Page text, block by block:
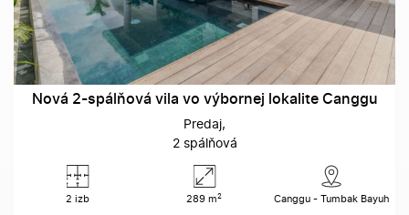
Nová 2-spálňová vila vo výbornej lokalite Canggu
Predaj
2 spálňová
2 izb 289 m2 Canggu - Tumbak Bayuh